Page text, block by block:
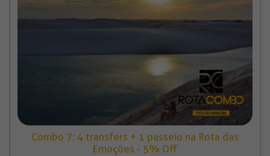
Combo 7: 4 transfers + 1 passeio na Rota das
Emoções - 5% Off